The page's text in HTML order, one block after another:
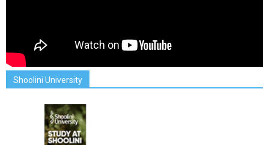
Shoolini University